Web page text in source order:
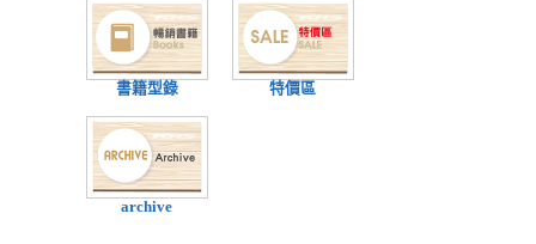
書籍型錄 特價區
archive